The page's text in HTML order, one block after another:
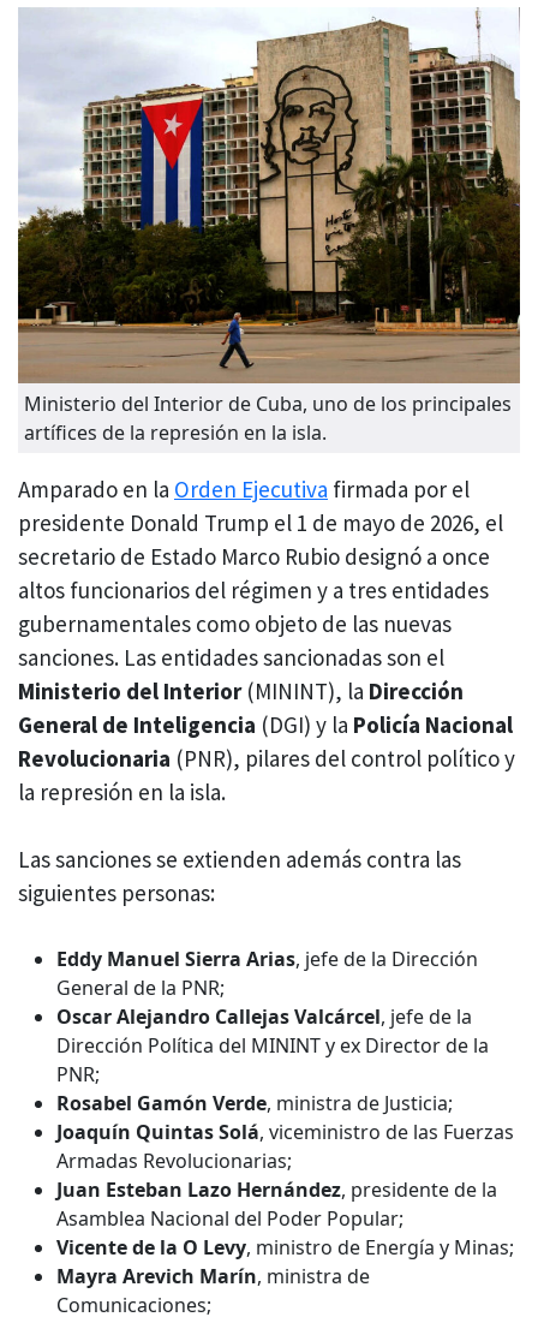
Ministerio del Interior de Cuba, uno de los principales
artífices de la represión en la isla.
Amparado en la Orden Ejecutiva firmada por el
presidente Donald Trump el 1 de mayo de 2026, el
secretario de Estado Marco Rubio designó a once
altos funcionarios del régimen y a tres entidades
gubernamentales como objeto de las nuevas
sanciones. Las entidades sancionadas son el
Ministerio del Interior(MININT), la Dirección
General de Inteligencia (DGI) y la Policía Nacional
Revolucionaria (PNR), pilares del control político y
la represión en la isla.
Las sanciones se extienden además contra las
siguientes personas:
Eddy Manuel Sierra Arias, jefe de la Dirección
General de la PNR;
Oscar Alejandro Callejas Valcárcel, jefe de la
Dirección Política del MININT y ex Director de la
PNR;
Rosabel Gamón Verde, ministra de Justicia;
Joaquín Quintas Solá, viceministro de las Fuerzas
Armadas Revolucionarias;
Juan Esteban Lazo Hernández, presidente de la
Asamblea Nacional del Poder Popular;
Vicente de la O Levy, ministro de Energía y Minas;
Mayra Arevich Marín, ministra de
Comunicaciones;